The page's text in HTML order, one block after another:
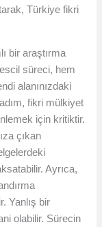
Türkiye fikri
bir araştırma
süreci, hem
alanınızdaki
fikri mülkiyet
için kritiktir.
çıkan
Ayrıca,
Yanlış bir
olabilir. Sürecin